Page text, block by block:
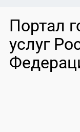
Портал
услуг